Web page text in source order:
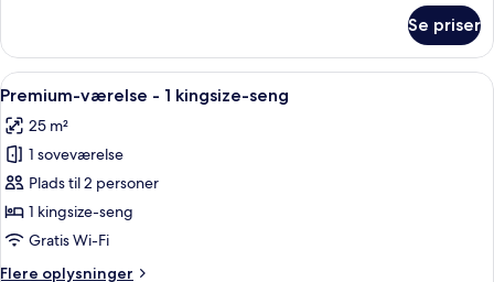
værelse
2
Se priser
Indlæs
alle
billeder
af
Premium-
værelse
-
Et hotelværelse med en stor seng,
4
Premium-værelse - 1 kingsize-seng
25 m²
1 soveværelse
Plads til 2 personer
1 kingsize-seng
Gratis Wi-Fi
Flere oplysninger
Flere